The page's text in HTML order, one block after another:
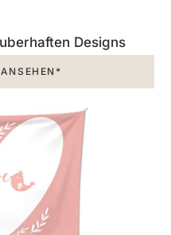
Designs